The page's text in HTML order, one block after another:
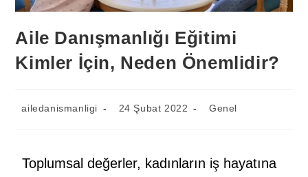
Aile Danışmanlığı Eğitimi
Kimler İçin, Neden Önemlidir?
ailedanismanligi 24 Şubat 2022 Genel
Toplumsal değerler, kadınların iş hayatına